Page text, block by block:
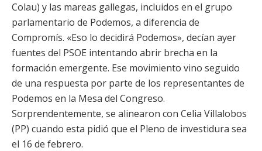
Colau) y las mareas gallegas, incluidos en el grupo
parlamentario de Podemos, a diferencia de
Compromís. «Eso lo decidirá Podemos», decían ayer
fuentes del PSOE intentando abrir brecha en la
formación emergente. Ese movimiento vino seguido
de una respuesta por parte de los representantes de
Podemos en la Mesa del Congreso.
Sorprendentemente, se alinearon con Celia Villalobos
(PP) cuando esta pidió que el Pleno de investidura sea
el 16 de febrero.